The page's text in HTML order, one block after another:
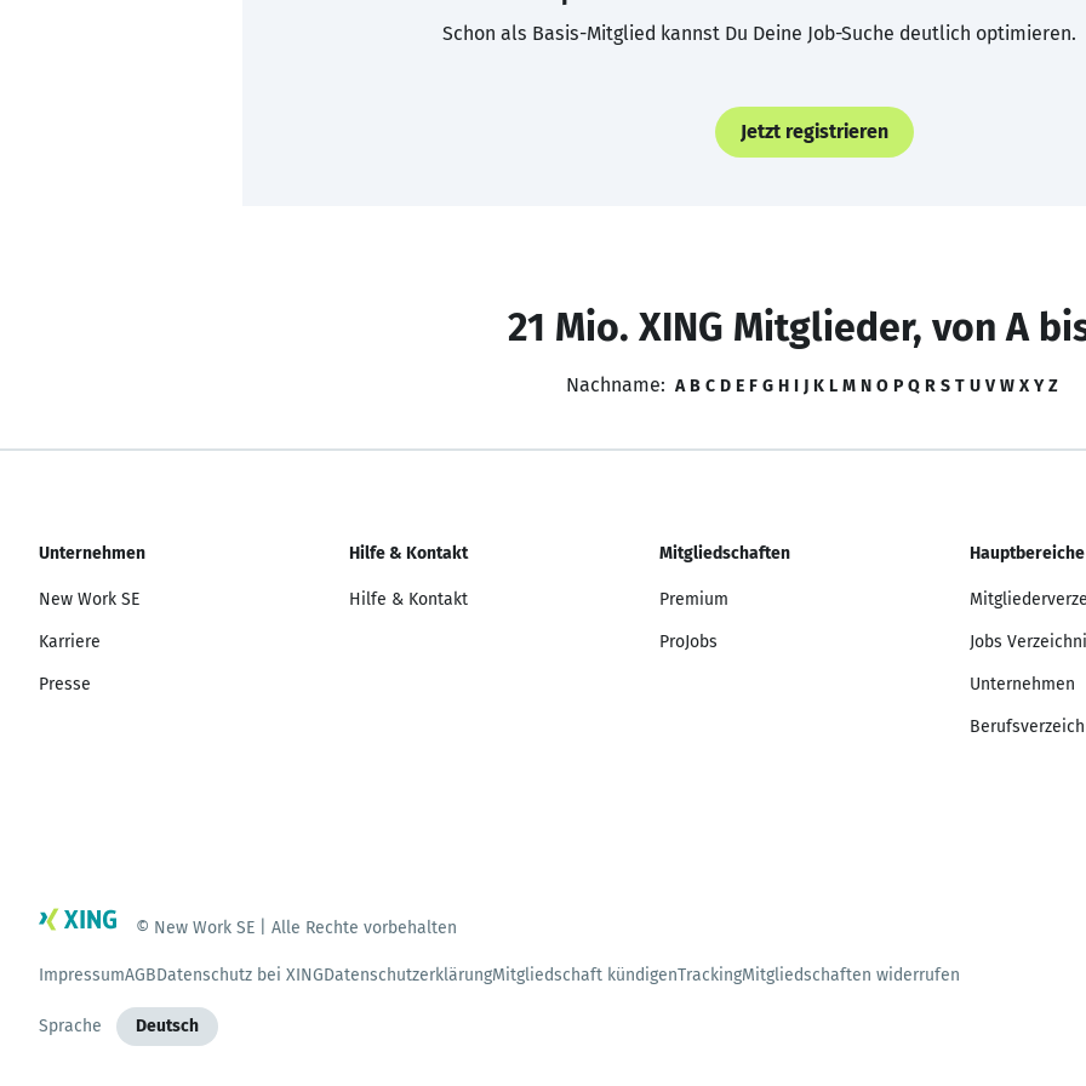
Schon als Basis-Mitglied kannst Du Deine Job-Suche deutlich optimieren.
Jetzt registrieren
21 Mio. XING Mitglieder, von A
Nachname: A B C D E F G H I J K L M N O P Q R S T U V W X Y Z
Unternehmen
New Work SE
Karriere
Presse
Hilfe & Kontakt
Hilfe & Kontakt
Mitgliedschaften
Premium
ProJobs
Hauptbereiche
Jobs
Unternehmen
© New Work SE | Alle Rechte vorbehalten
ImpressumAGBDatenschutz bei XINGDatenschutzerklärungMitgliedschaft kündigenTrackingMitgliedschaften widerrufen
Sprache Deutsch